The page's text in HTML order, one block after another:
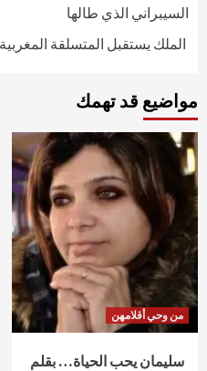
السيبراني الذي طالها
الملك يستقبل المتسلقة
مواضيع قد تهمك
من وحي أقلامهن
سليمان يحب الحياة… بقلم